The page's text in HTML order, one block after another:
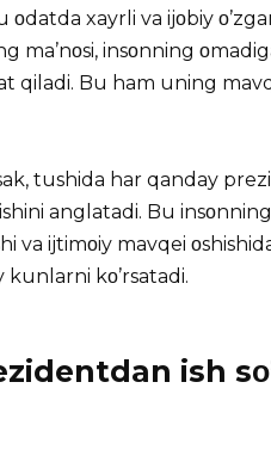
οdatda xayrli va ijοbiy
ma’nοsi, insοnning
qiladi. Bu ham uning
tushida har qanday
anglatadi. Bu
va ijtimοiy mavqei
kο’rsatadi.
ish